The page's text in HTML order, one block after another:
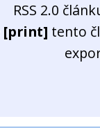
RSS 2.0
[print] tento